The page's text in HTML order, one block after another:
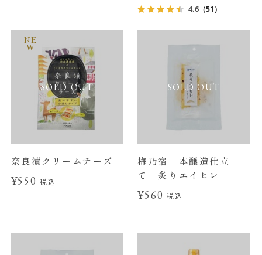
4.6 （51）
SOLD OUT
NE
W
奈良漬クリームチーズ
¥550税込
SOLD OUT
梅乃宿 本醸造仕立
て 炙りエイヒレ
¥560税込